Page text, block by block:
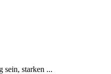
sein, starken ...